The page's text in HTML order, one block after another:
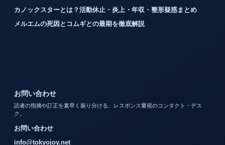
カノックスターとは？活動休止・炎上・年収・整形疑惑まとめ
メルエムの死因とコムギとの最期を徹底解説
お問い合わせ
読者の指摘や訂正を素早く振り分ける、レスポンス重視のコンタクト・デス
ク。
お問い合わせ
info@tokyojoy.net